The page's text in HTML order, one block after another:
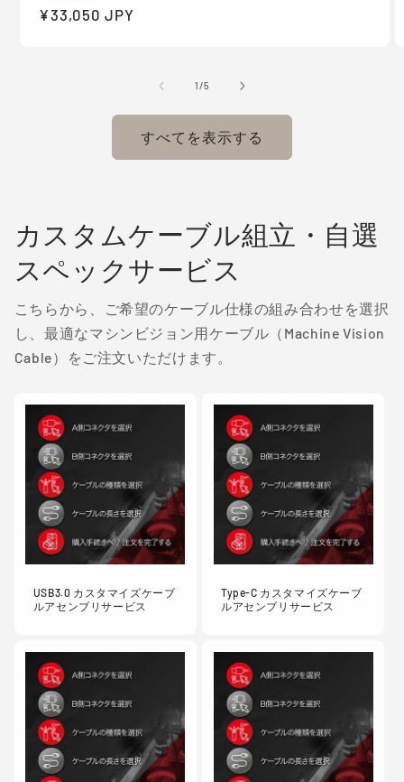
通
¥33,050 JPY
1/の
5
すべてを表示する
カスタムケーブル組立・自選
スペックサービス
こちらから、ご希望のケーブル仕様の組み合わせを選択
し、最適なマシンビジョン用ケーブル（Machine Vision
Cable）をご注文いただけます。
USB3.0 カスタマイズケーブ
ルアセンブリサービス
Type-C カスタマイズケーブ
ルアセンブリサービス